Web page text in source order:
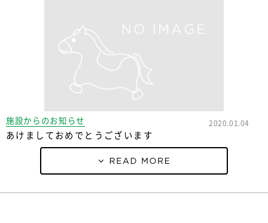
施設からのお知らせ 2020.01.04
あけましておめでとうございます